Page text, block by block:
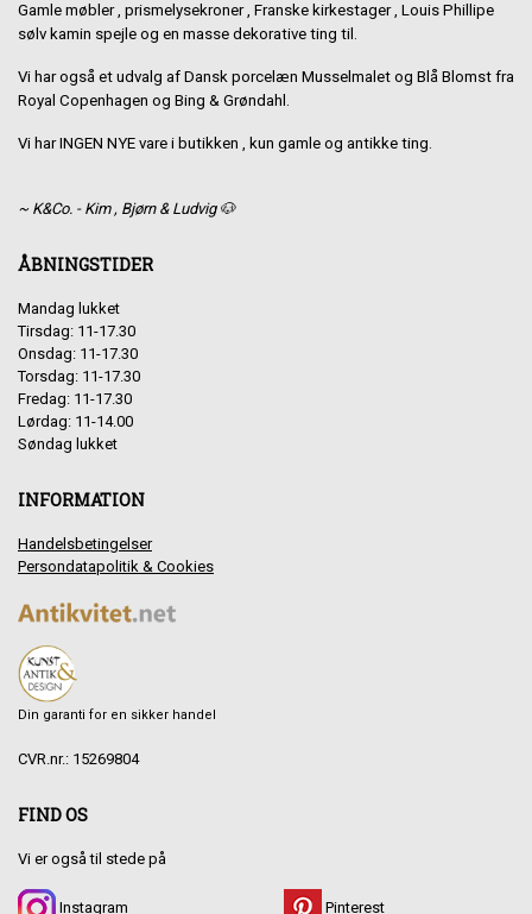
Gamle møbler , prismelysekroner , Franske kirkestager , Louis Phillipe
sølv kamin spejle og en masse dekorative ting til.
Vi har også et udvalg af Dansk porcelæn Musselmalet og Blå Blomst fra
Royal Copenhagen og Bing & Grøndahl.
Vi har INGEN NYE vare i butikken , kun gamle og antikke ting.
~ K&Co. - Kim , Bjørn & Ludvig 🐶
ÅBNINGSTIDER
Mandag lukket
Tirsdag: 11-17.30
Onsdag: 11-17.30
Torsdag: 11-17.30
Fredag: 11-17.30
Lørdag: 11-14.00
Søndag lukket
INFORMATION
Handelsbetingelser
Persondatapolitik & Cookies
Din garanti for en sikker handel
CVR.nr.: 15269804
FIND OS
Vi er også til stede på
Instagram Pinterest